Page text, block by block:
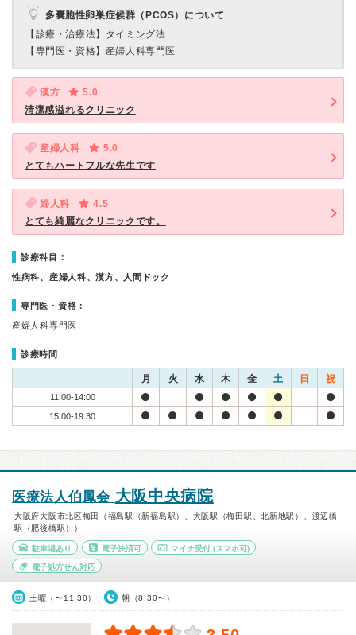
多嚢胞性卵巣症候群（PCOS）について
【診療・治療法】 タイミング法
【専門医・資格】 産婦人科専門医
漢方
5.0
清潔感溢れるクリニック
産婦人科
5.0
とてもハートフルな先生です
婦人科
4.5
とても綺麗なクリニックです。
診療科目：
性病科、産婦人科、漢方、人間ドック
専門医・資格：
産婦人科専門医
診療時間
月 火 水 木 金 土 日 祝
11:00-14:00
15:00-19:30
医療法人伯鳳会 大阪中央病院
大阪府大阪市北区梅田（福島駅（新福島駅）、大阪駅（梅田駅、北新地駅）、渡辺橋
駅（肥後橋駅））
駐車場あり 電子決済可 マイナ受付 (スマホ可)
電子処方せん対応
土曜（〜11:30） 朝（8:30〜）